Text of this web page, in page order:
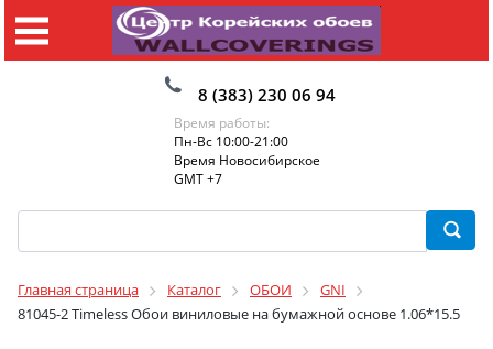
8 (383) 230 06 94
Время работы:
Пн-Вс 10:00-21:00
Время Новосибирское
GMT +7
Главная страница Каталог ОБОИ
GNI
81045-2 Timeless Обои виниловые на бумажной основе 1.06*15.5